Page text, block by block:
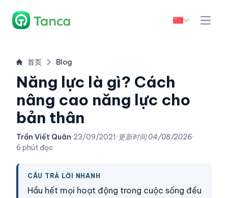
首页 Blog
Năng lực là gì? Cách
nâng cao năng lực cho
bản thân
Trần Viết Quân·23/09/2021 · 更新时间04/08/2026·
6 phút đọc
CÂU TRẢ LỜI NHANH
Hầu hết mọi hoạt động trong cuộc sống đều